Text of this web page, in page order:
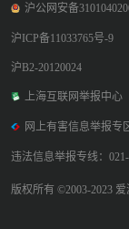
沪公网安备
沪ICP备11033765号-9
沪B2-20120024
上海互联网举报中心
网上有害信息举报专
违法信息举报专线：021-
版权所有 ©2003-2023 爱